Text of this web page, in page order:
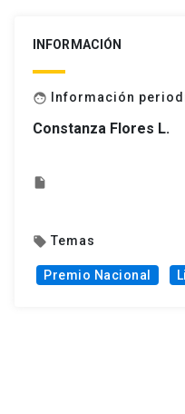
INFORMACIÓN
face Información
Constanza Flores L.
insert_drive_file
local_offer Temas
Premio Nacional